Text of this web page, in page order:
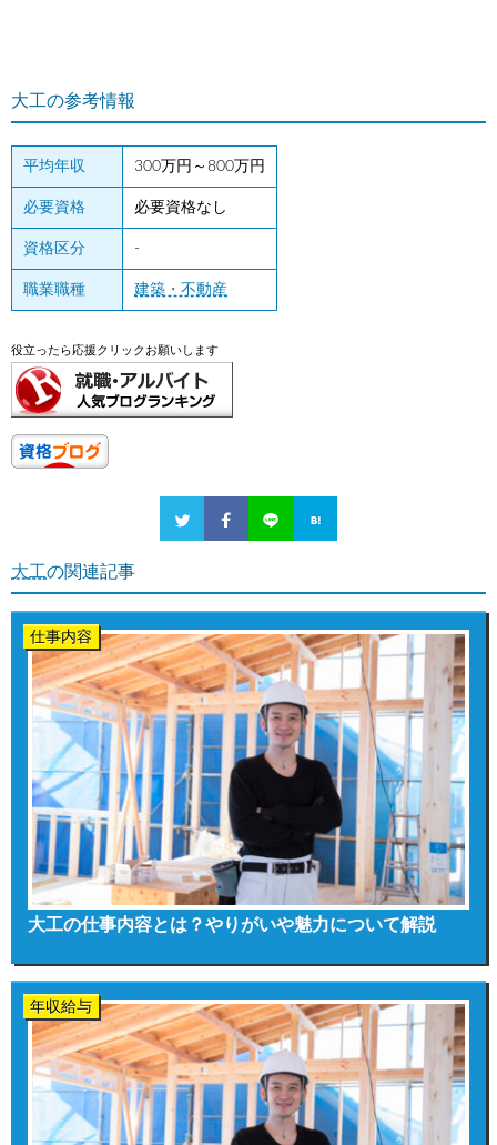
大工の参考情報
平均年収 300万円～800万円
必要資格 必要資格なし
資格区分 -
職業職種 建築・不動産
役立ったら応援クリックお願いします
大工 の関連記事
仕事内容
大工の仕事内容とは？やりがいや魅力について解説
年収給与